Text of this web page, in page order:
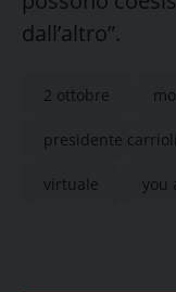
dall’altro”.
2 ottobre
presidente carrioli
virtuale you